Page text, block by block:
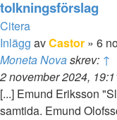
tolkningsförslag
Citera
Inlägg avCastor » 6
Moneta Novaskrev: ↑
2 november 2024,
[...] Emund Eriksson
samtida. Emund